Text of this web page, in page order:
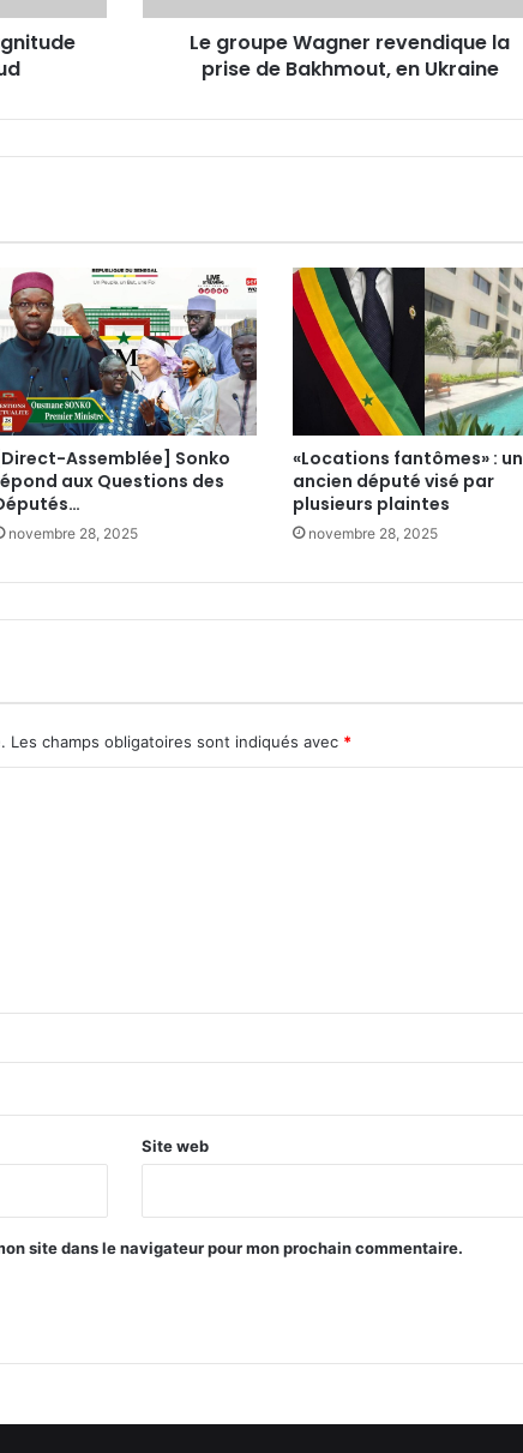
en
UkraineLe groupe Wagner revendique la
prise de Bakhmout, en Ukraine
Assemblée] Sonko
aux Questions des
novembre 28, 2025
«Locations fantômes» : un
ancien député visé par
plusieurs plaintes
novembre 28, 2025
Les champs obligatoires sont indiqués avec *
Site web
site dans le navigateur pour mon prochain commentaire.